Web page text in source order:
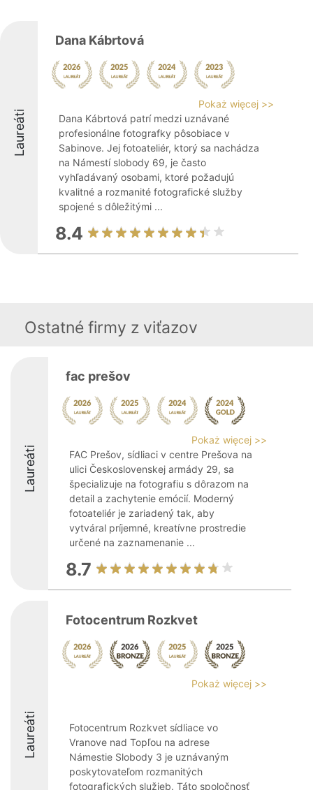
Laureáti
Dana Kábrtová
Pokaż więcej >>
Dana Kábrtová patrí medzi uznávané
profesionálne fotografky pôsobiace v
Sabinove. Jej fotoateliér, ktorý sa nachádza
na Námestí slobody 69, je často
vyhľadávaný osobami, ktoré požadujú
kvalitné a rozmanité fotografické služby
spojené s dôležitými ...
8.4
Ostatné firmy z viťazov
Laureáti
fac prešov
Pokaż więcej >>
FAC Prešov, sídliaci v centre Prešova na
ulici Československej armády 29, sa
špecializuje na fotografiu s dôrazom na
detail a zachytenie emócií. Moderný
fotoateliér je zariadený tak, aby
vytváral príjemné, kreatívne prostredie
určené na zaznamenanie ...
8.7
Laureáti
Fotocentrum Rozkvet
Pokaż więcej >>
Fotocentrum Rozkvet sídliace vo
Vranove nad Topľou na adrese
Námestie Slobody 3 je uznávaným
poskytovateľom rozmanitých
fotografických služieb. Táto spoločnosť